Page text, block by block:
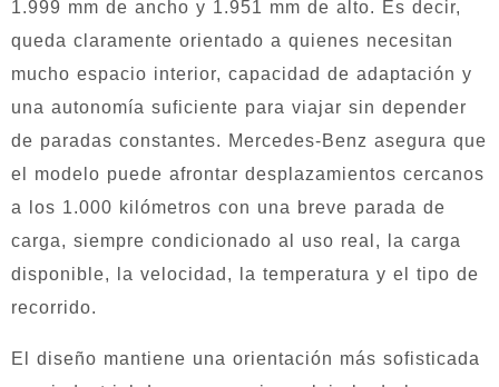
1.999 mm de ancho y 1.951 mm de alto. Es decir,
queda claramente orientado a quienes necesitan
mucho espacio interior, capacidad de adaptación y
una autonomía suficiente para viajar sin depender
de paradas constantes. Mercedes-Benz asegura que
el modelo puede afrontar desplazamientos cercanos
a los 1.000 kilómetros con una breve parada de
carga, siempre condicionado al uso real, la carga
disponible, la velocidad, la temperatura y el tipo de
recorrido.
El diseño mantiene una orientación más sofisticada